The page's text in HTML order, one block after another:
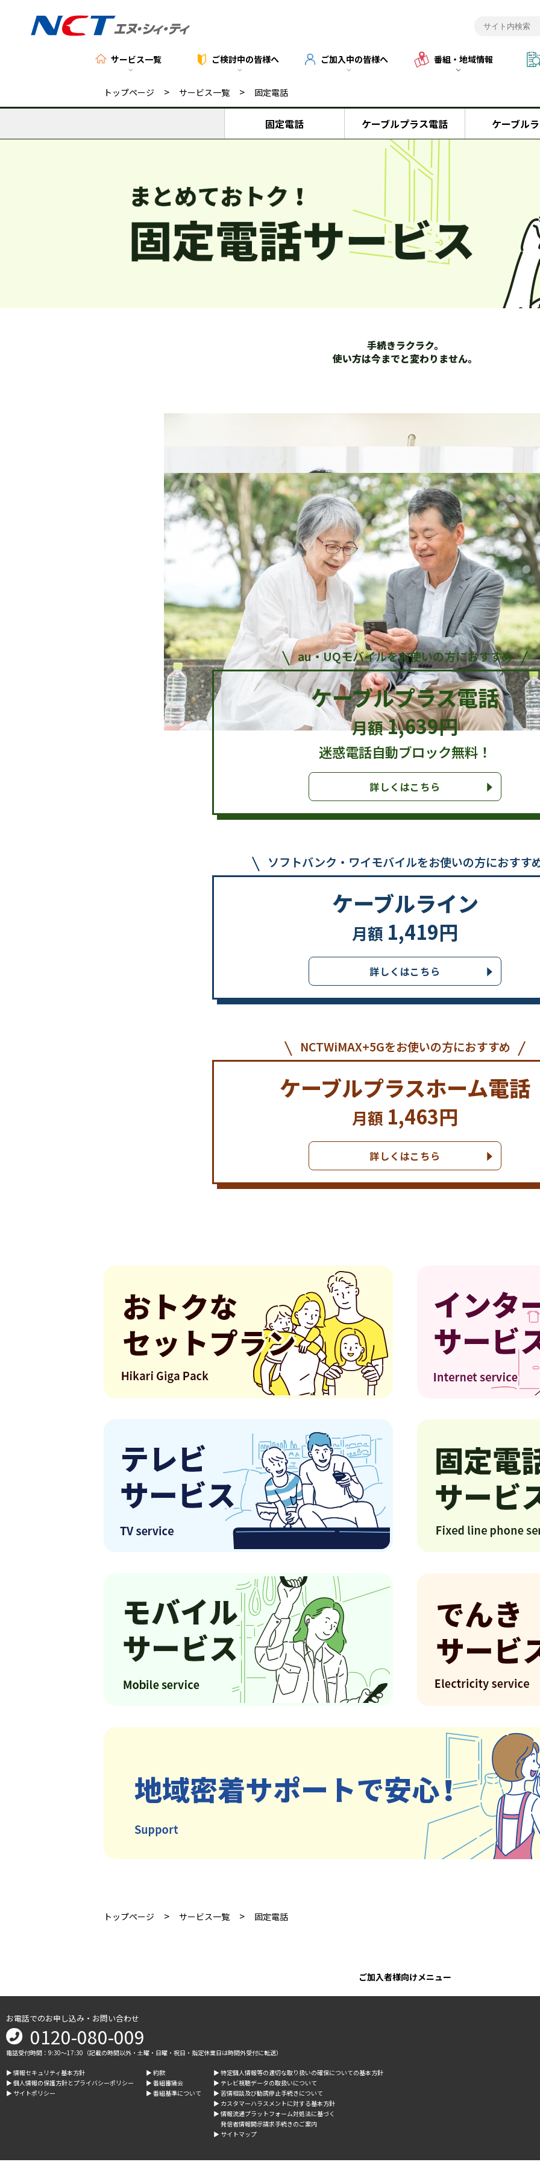
サービス一覧 ご検討中の皆様へ ご加入中の皆様へ 番組・地域情報
トップページ > サービス一覧 > 固定電話
固定電話 ケーブルプラス電話 ケーブル
手続きラクラク。
使い方は今までと変わりません。
※一部の電話番号や電話機は継続利用できない場合があります。
お使いのスマホと組み合わせて
セット割引適用！
※au、UQモバイル、ソフトバンク、ワイモバイルに限ります。割引額や適用条件は
ください。
NCTの固定電話サービスは
3つのサービスからお選びいただけます
au・UQモバイルをお使いの方におすすめ
ケーブルプラス電話
月額1,639円
迷惑電話自動ブロック無料！
詳しくはこちら
ソフトバンク・ワイモバイルをお使いの方におすす
ケーブルライン
月額 1,419円
詳しくはこちら
ケーブルプラスホーム電話
NCTWiMAX+5Gをお使いの方におすすめ
月額 1,463円
詳しくはこちら
トップページ > サービス一覧 > 固定電話
ご加入者様向けメニュー
お電話でのお申し込み・お問い合わせ
0120-080-009
電話受付時間：9:30～17:30（記載の時間以外・土曜・日曜・祝日・指定休業日は時間外受付に転送）
▶︎ 情報セキュリティ基本方針
▶︎ 個人情報の保護方針とプライバシーポリシー
▶︎ サイトポリシー
▶︎ 約款
▶︎ 番組審議会
▶︎ 番組基準について
▶︎ 特定個人情報等の適切な取り扱いの確保についての基本方針
▶︎ テレビ視聴データの取扱いについて
▶︎ 苦情相談及び勧誘停止手続きについて
▶︎ カスタマーハラスメントに対する基本方針
▶︎ 情報流通プラットフォーム対処法に基づく
発信者情報開示請求手続きのご案内
▶︎ サイトマップ